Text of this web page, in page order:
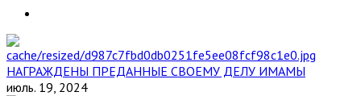
НАГРАЖДЕНЫ ПРЕДАННЫЕ СВОЕМУ ДЕЛУ ИМАМЫ
июль. 19, 2024